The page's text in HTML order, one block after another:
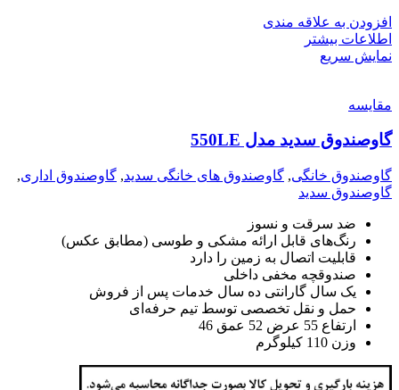
افزودن به علاقه مندی
اطلاعات بیشتر
نمایش سریع
مقايسه
گاوصندوق سدید مدل 550LE
گاوصندوق خانگی, گاوصندوق های خانگی سدید, گاوصندوق اداری,
گاوصندوق سدید
ضد سرقت و نسوز
رنگ‌های قابل ارائه مشکی و طوسی (مطابق عکس)
قابلیت اتصال به زمین را دارد
صندوقچه مخفی داخلی
یک سال گارانتی ده سال خدمات پس از فروش
حمل و نقل تخصصی توسط تیم حرفه‌ای
ارتفاع 55 عرض 52 عمق 46
وزن 110 کیلوگرم